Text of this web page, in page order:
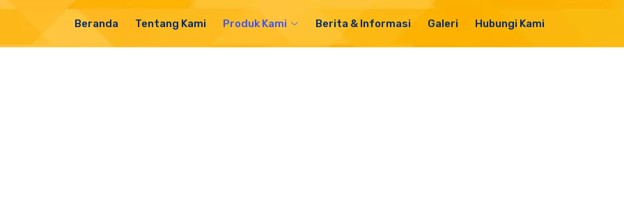
Beranda Tentang Kami Produk Kami Berita & Informasi Galeri Hubungi Kami